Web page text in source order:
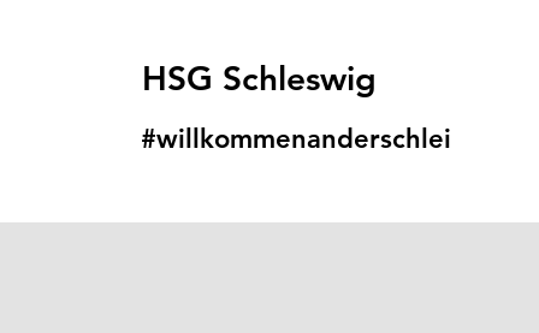
HSG Schleswig
#willkommenanderschlei